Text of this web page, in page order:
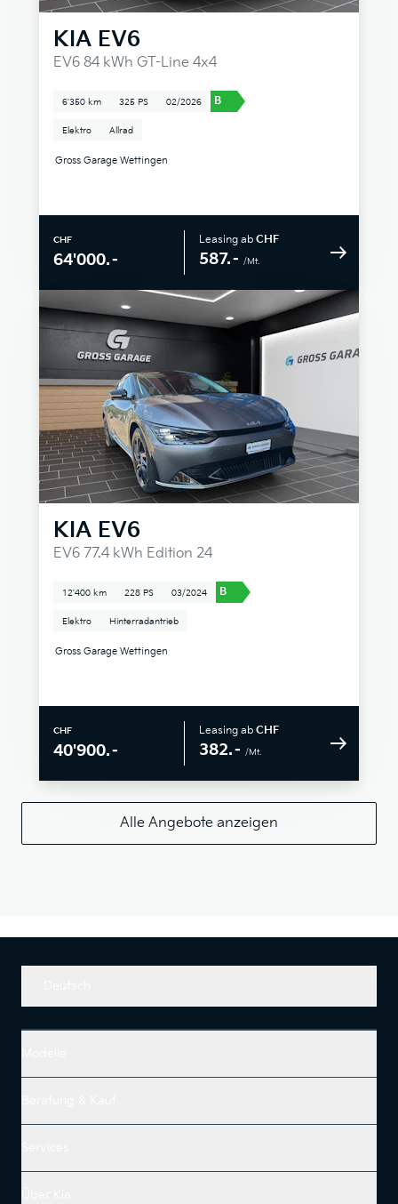
KIA EV6
EV6 84 kWh GT-Line 4x4
6'350 km 325 PS 02/2026 B
Elektro Allrad
Gross Garage Wettingen
CHF
64'000.–
Leasing ab CHF
587.– /Mt.
KIA EV6
EV6 77.4 kWh Edition 24
12'400 km 228 PS 03/2024 B
Elektro Hinterradantrieb
Gross Garage Wettingen
CHF
40'900.–
Leasing ab CHF
382.– /Mt.
Alle Angebote anzeigen